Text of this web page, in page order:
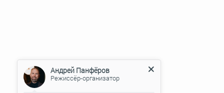
Андрей Панфёров
Режиссёр-организатор